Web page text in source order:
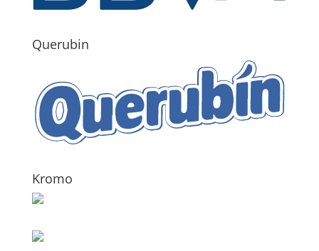
Querubin
Kromo